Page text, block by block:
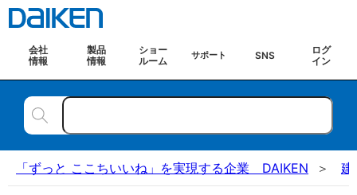
会社
情報
製品
情報
ショー
ルーム
サポート SNS
ログ
イン
「ずっと ここちいいね」を実現する企業 DAIKEN 建